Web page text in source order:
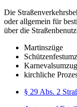
Die
oder allgemein für
über die
Martinszüge
Karnevalsumzug
kirchliche
§ 29 Abs. 2